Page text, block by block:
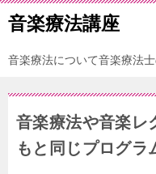
音楽療法講座
音楽療法について音楽療法
音楽療法や音楽レ
もと同じプログラ